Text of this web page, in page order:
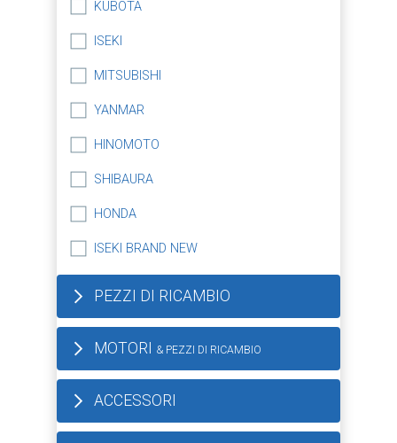
KUBOTA
ISEKI
MITSUBISHI
YANMAR
HINOMOTO
SHIBAURA
HONDA
ISEKI BRAND NEW
PEZZI DI RICAMBIO
MOTORI & PEZZI DI RICAMBIO
ACCESSORI